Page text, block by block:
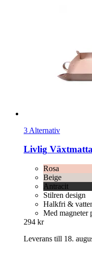
3 Alternativ
Livlig
Rosa
Beige
Antracit
Stilren design
Halkfri &
Med magneter
294 kr
Leverans till 18.